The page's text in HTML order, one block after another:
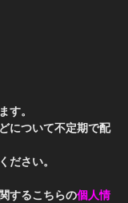
す。
について不定期で配
ださい。
するこちらの個人情